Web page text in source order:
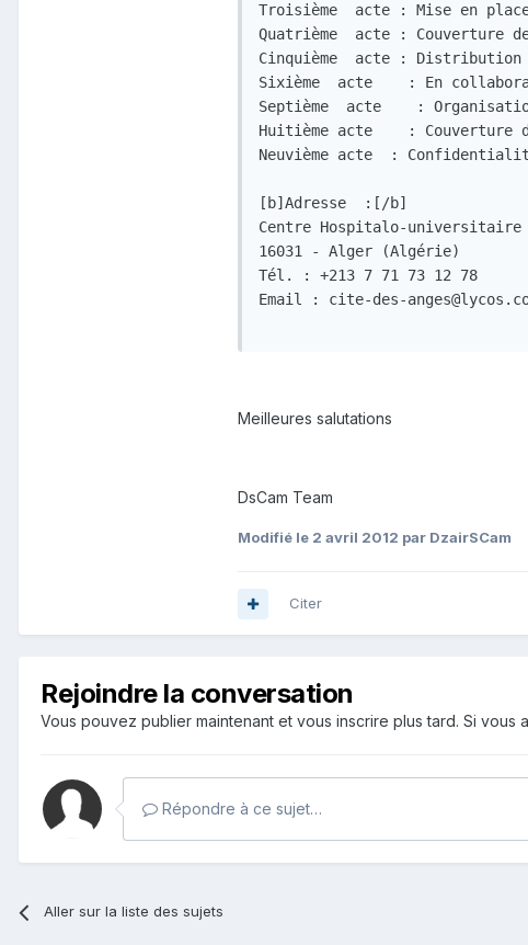
Troisième  acte : Mise en
Quatrième  acte : Couverture
Cinquième  acte : Distribution
Sixième  acte    : En
Septième  acte    :
Huitième acte    : Couverture
Neuvième acte  :
[b]Adresse  :[/b]
Centre Hospitalo-universitaire
16031 - Alger (Algérie)
Tél. : +213 7 71 73 12 78
Email : cite-des-
Meilleures salutations
DsCam Team
Modifié le 2 avril 2012 par DzairSCam
Citer
Rejoindre la conversation
Vous pouvez publier maintenant et vous inscrire plus tard. Si vous
Répondre à ce sujet…
Aller sur la liste des sujets